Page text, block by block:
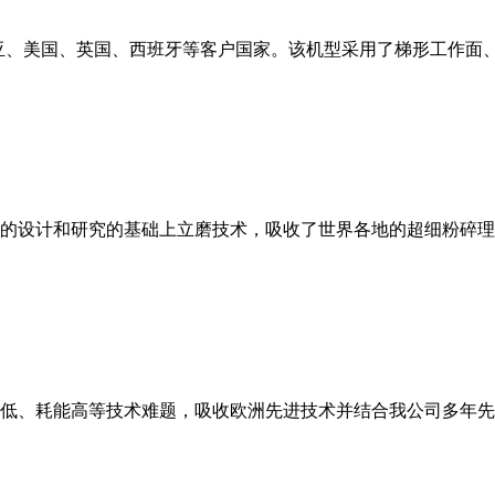
美国、英国、西班牙等客户国家。该机型采用了梯形工作
设计和研究的基础上立磨技术，吸收了世界各地的超细粉碎
、耗能高等技术难题，吸收欧洲先进技术并结合我公司多年